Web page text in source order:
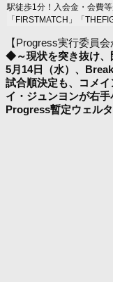
駅徒歩1分！入会金・会費
「FIRSTMATCH」「
【Progress実行委員
◆～現状を突き抜け、
5月14日（水）、
試合順決定も、コメ
イ・ジュンヨンが右手
Progress暫定ウェル